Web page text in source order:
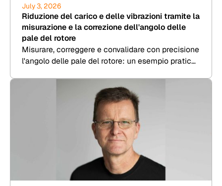
July 3, 2026
Riduzione del carico e delle vibrazioni tramite la
misurazione e la correzione dell'angolo delle
pale del rotore
Misurare, correggere e convalidare con precisione
l'angolo delle pale del rotore: un esempio pratico